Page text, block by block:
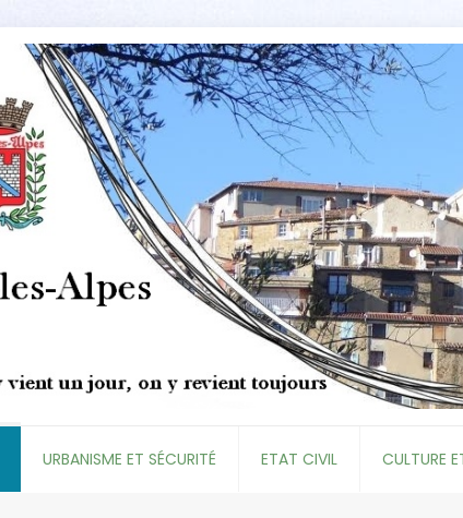
URBANISME ET SÉCURITÉ ETAT CIVIL CULTURE